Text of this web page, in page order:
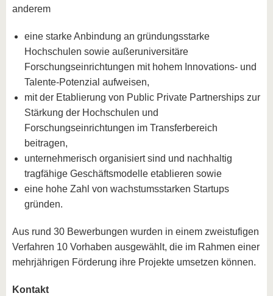
anderem
eine starke Anbindung an gründungsstarke
Hochschulen sowie außeruniversitäre
Forschungseinrichtungen mit hohem Innovations- und
Talente-Potenzial aufweisen,
mit der Etablierung von Public Private Partnerships zur
Stärkung der Hochschulen und
Forschungseinrichtungen im Transferbereich
beitragen,
unternehmerisch organisiert sind und nachhaltig
tragfähige Geschäftsmodelle etablieren sowie
eine hohe Zahl von wachstumsstarken Startups
gründen.
Aus rund 30 Bewerbungen wurden in einem zweistufigen
Verfahren 10 Vorhaben ausgewählt, die im Rahmen einer
mehrjährigen Förderung ihre Projekte umsetzen können.
Kontakt